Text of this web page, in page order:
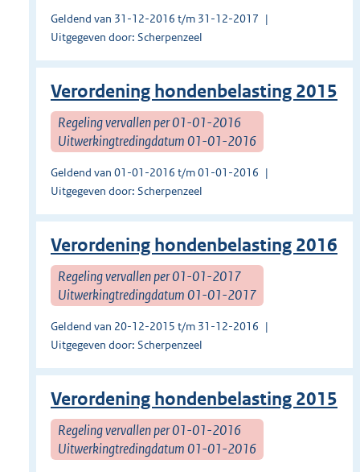
Geldend van 31-12-2016 t/m 31-12-2017
Uitgegeven door: Scherpenzeel
Verordening hondenbelasting 2015
Regeling vervallen per 01-01-2016
Uitwerkingtredingdatum 01-01-2016
Geldend van 01-01-2016 t/m 01-01-2016
Uitgegeven door: Scherpenzeel
Verordening hondenbelasting 2016
Regeling vervallen per 01-01-2017
Uitwerkingtredingdatum 01-01-2017
Geldend van 20-12-2015 t/m 31-12-2016
Uitgegeven door: Scherpenzeel
Verordening hondenbelasting 2015
Regeling vervallen per 01-01-2016
Uitwerkingtredingdatum 01-01-2016